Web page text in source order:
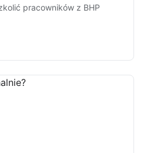
pracowników z BHP